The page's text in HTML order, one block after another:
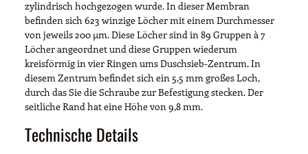
zylindrisch hochgezogen wurde. In dieser Membran
befinden sich 623 winzige Löcher mit einem Durchmesser
von jeweils 200 µm. Diese Löcher sind in 89 Gruppen à 7
Löcher angeordnet und diese Gruppen wiederum
kreisförmig in vier Ringen ums Duschsieb-Zentrum. In
diesem Zentrum befindet sich ein 5,5 mm großes Loch,
durch das Sie die Schraube zur Befestigung stecken. Der
seitliche Rand hat eine Höhe von 9,8 mm.
Technische Details